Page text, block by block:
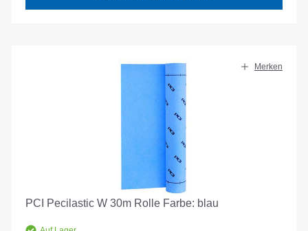
Merken
PCI Pecilastic W 30m Rolle Farbe: blau